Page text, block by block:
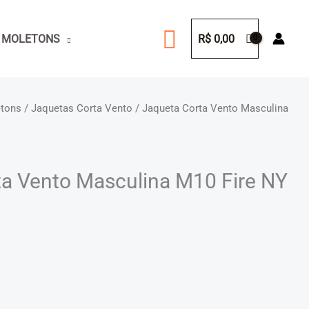
Pesquisar
R$0,00
/Jaquetas Corta Vento / Jaqueta Corta Vento Masculina
Vento Masculina M10 Fire NY